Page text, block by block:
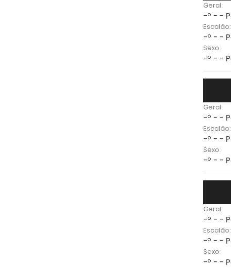
Geral:
-º - -
Escalão:
-º - -
Sexo:
-º - -
Geral:
-º - -
Escalão:
-º - -
Sexo:
-º - -
Geral:
-º - -
Escalão:
-º - -
Sexo:
-º - -